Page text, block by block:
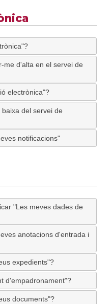
me d'alta en el servei de
electrònica"?
del servei de
notificacions"
"Les meves dades de
anotacions d'entrada i
expedients"?
d'empadronament"?
documents"?